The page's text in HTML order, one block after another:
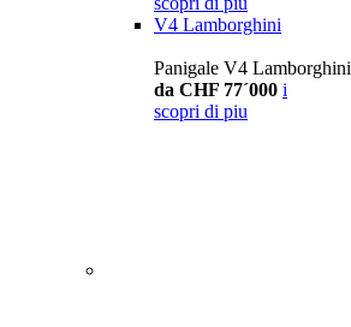
V4 Lamborghini
Panigale V4 Lamborghini
da CHF 77´000 i
scopri di piu